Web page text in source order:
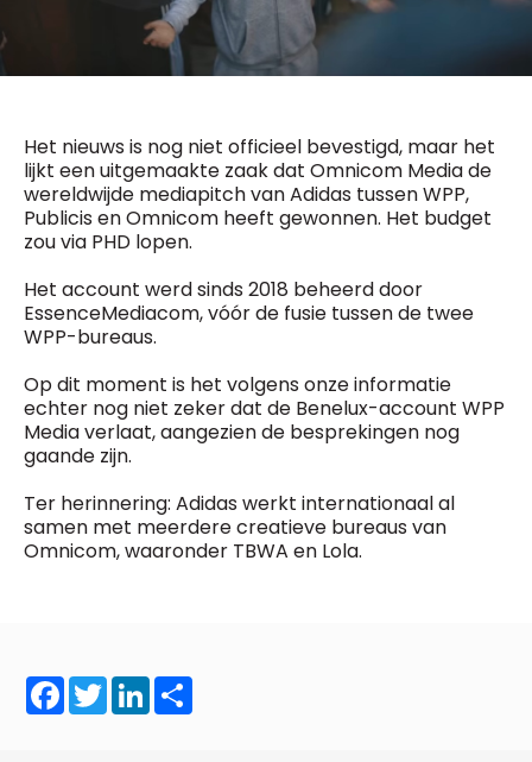
Het nieuws is nog niet officieel bevestigd, maar het
lijkt een uitgemaakte zaak dat Omnicom Media de
wereldwijde mediapitch van Adidas tussen WPP,
Publicis en Omnicom heeft gewonnen. Het budget
zou via PHD lopen.
Het account werd sinds 2018 beheerd door
EssenceMediacom, vóór de fusie tussen de twee
WPP-bureaus.
Op dit moment is het volgens onze informatie
echter nog niet zeker dat de Benelux-account WPP
Media verlaat, aangezien de besprekingen nog
gaande zijn.
Ter herinnering: Adidas werkt internationaal al
samen met meerdere creatieve bureaus van
Omnicom, waaronder TBWA en Lola.
Facebook
TwitterLinkedIn
Fred Bouchar
0498 88 64 89
f.bouchar@mm.be
Griet Byl
0475 97 12 57
g.byl@mm.be
Chief Editor
Damien Lemaire
0477 37 31 65
d.lemaire@mm.be
BEVESTIGEN
Daily
access
5 x week
MM e - News
1 x week
MM Brunch
1 x week
MM Tech
10 x year
10 x year
MM Blue
4 x year
MM Magazine
Vragen ?